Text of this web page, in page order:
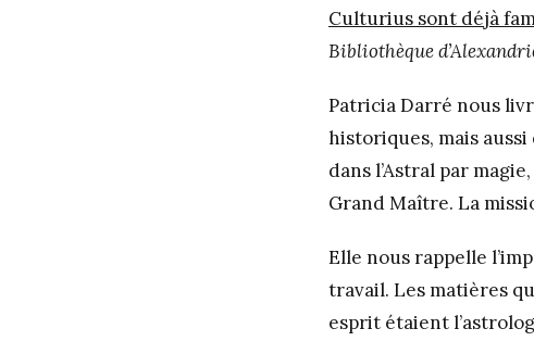
Culturius sont déjà
Bibliothèque
Patricia Darré nous
historiques, mais
dans l’Astral par
Grand Maître. La
Elle nous rappelle
travail. Les matières
esprit étaient